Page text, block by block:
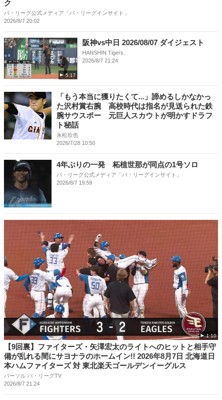
ク
パ・リーグ公式メディア「パ・リーグインサイト」
2026/8/7 20:02
5:17
阪神vs中日 2026/08/07 ダイジェスト
HANSHIN Tigers.
2026/8/7 21:24
「もう本当に獲りたくて...」諦めるしかなかっ
た沢村賞右腕 高校時代は指名が見送られた鉄
腕サウスポー 元巨人スカウトが明かすドラフ
ト秘話
永松欣也
2026/7/28 10:50
4年ぶりの一発 柘植世那が同点の1号ソロ
パ・リーグ公式メディア「パ・リーグインサイト」
2026/8/7 19:59
1:10
【9回裏】ファイターズ・矢澤宏太のライトへのヒットと相手守
備が乱れる間にサヨナラのホームイン!! 2026年8月7日 北海道日
本ハムファイターズ 対 東北楽天ゴールデンイーグルス
パーソル パ・リーグTV
2026/8/7 21:24